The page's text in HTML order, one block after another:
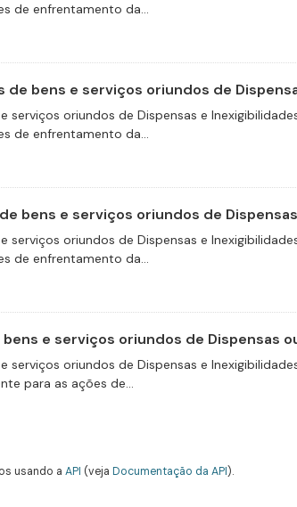
de enfrentamento da...
de bens e serviços oriundos de
oriundos de Dispensas e
de enfrentamento da...
bens e serviços oriundos de
oriundos de Dispensas e
de enfrentamento da...
e serviços oriundos de Dispensas
oriundos de Dispensas e
para as ações de...
usando a API (veja Documentação da API).